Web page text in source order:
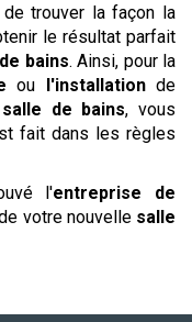
trouver la façon la
le résultat parfait
bains. Ainsi, pour la
ou l'installationde
de bains, vous
fait dans les règles
l'entreprise de
votre nouvelle salle